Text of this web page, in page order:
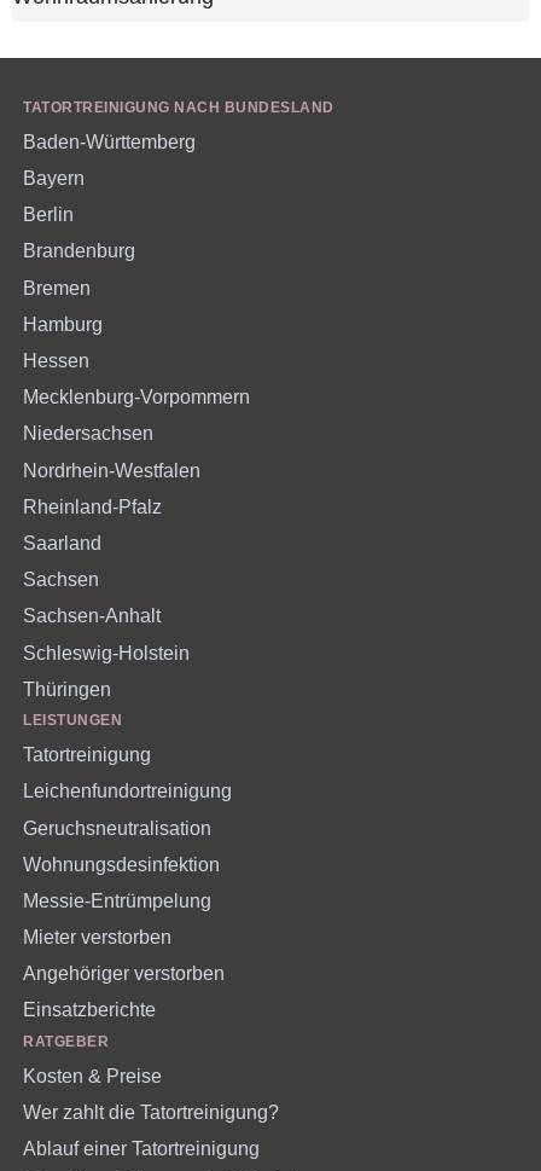
TATORTREINIGUNG NACH BUNDESLAND
Baden-Württemberg
Bayern
Berlin
Brandenburg
Bremen
Hamburg
Hessen
Mecklenburg-Vorpommern
Niedersachsen
Nordrhein-Westfalen
Rheinland-Pfalz
Saarland
Sachsen
Sachsen-Anhalt
Schleswig-Holstein
Thüringen
LEISTUNGEN
Tatortreinigung
Leichenfundortreinigung
Geruchsneutralisation
Wohnungsdesinfektion
Messie-Entrümpelung
Mieter verstorben
Angehöriger verstorben
Einsatzberichte
RATGEBER
Kosten & Preise
Wer zahlt die Tatortreinigung?
Ablauf einer Tatortreinigung